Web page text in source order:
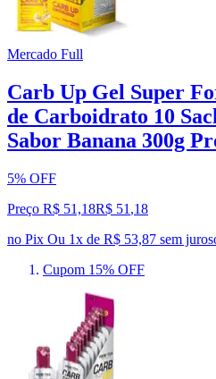
Mercado Full
Carb Up Gel Super
de Carboidrato 10
Sabor Banana 300g
5% OFF
Preço R$ 51,18R$ 51 ,18
no Pix Ou 1x de R$ 53,87 sem juros
Cupom 15% OFF